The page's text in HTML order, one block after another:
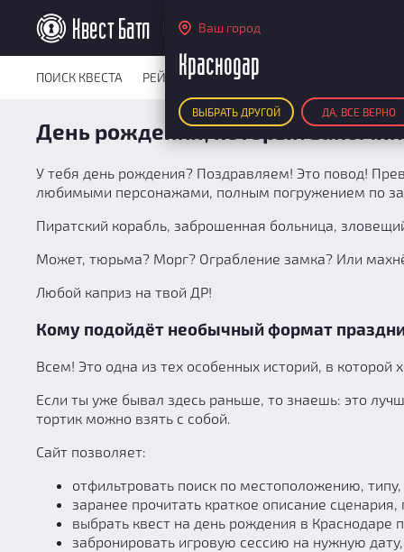
Краснодар
Ваш город
Краснодар
ВЫБРАТЬ ДРУГОЙ ДА, ВСЕ ВЕРНО
ПОИСК КВЕСТА РЕЙТИНГ КВЕСТОВ
День рождения, который
У тебя день рождения? Поздравляем! Это повод!
любимыми персонажами, полным погружением по
Пиратский корабль, заброшенная больница,
Может, тюрьма? Морг? Ограбление замка? Или
Любой каприз на твой ДР!
Кому подойдёт необычный формат
Всем! Это одна из тех особенных историй, в которой
Если ты уже бывал здесь раньше, то знаешь: это
тортик можно взять с собой.
Сайт позволяет:
отфильтровать поиск по местоположению,
заранее прочитать краткое описание
выбрать квест на день рождения в Краснодаре
забронировать игровую сессию на нужную